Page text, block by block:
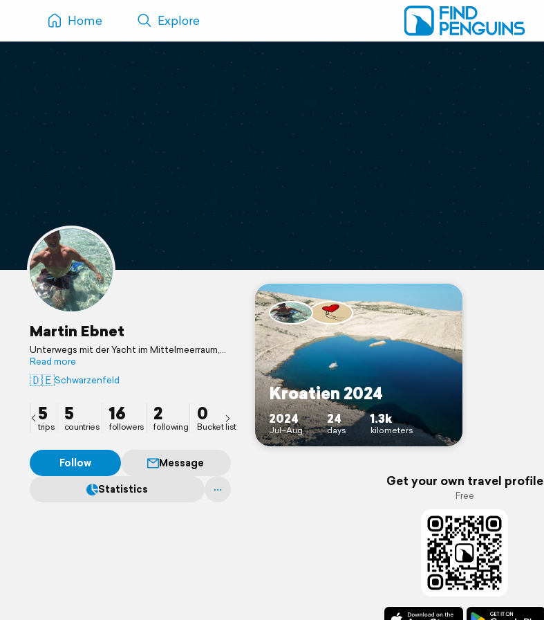
Home Explore
Martin Ebnet
Unterwegs mit der Yacht im Mittelmeerraum,
fremde und schöne Orte erkunden und die
Seele baumeln lassen
Read more
🇩🇪Schwarzenfeld
5
trips
5
countries
16
followers
2
following
0
Bucket list
Follow
Message
Statistics
Kroatien 2024
2024
Jul–Aug
24
days
1.3k
kilometers
Get your own travel profile
Free